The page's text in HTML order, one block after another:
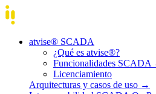
atvise® SCADA
¿Qué es atvise®?
Funcionalidades SCADA
Licenciamiento
Arquitecturas y casos de uso →